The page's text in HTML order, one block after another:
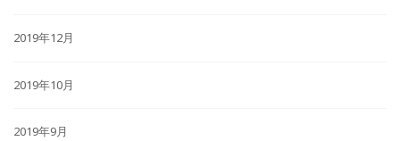
2019年12月
2019年10月
2019年9月